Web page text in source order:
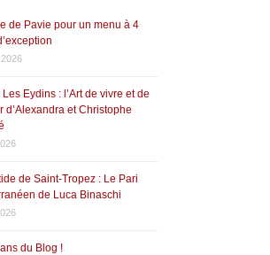
de Pavie pour un menu à 4
Eydins : l’Art de vivre et de
d’Alexandra et Christophe
de Saint-Tropez : Le Pari
de Luca Binaschi
du Blog !